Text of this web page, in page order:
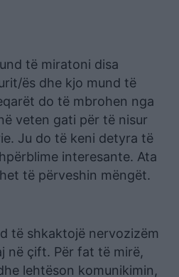
të miratoni disa
ës dhe kjo mund të
do të mbrohen nga
veten gati për të nisur
Ju do të keni detyra të
interesante. Ata
të përveshin mëngët.
të shkaktojë nervozizëm
në çift. Për fat të mirë,
lehtëson komunikimin,